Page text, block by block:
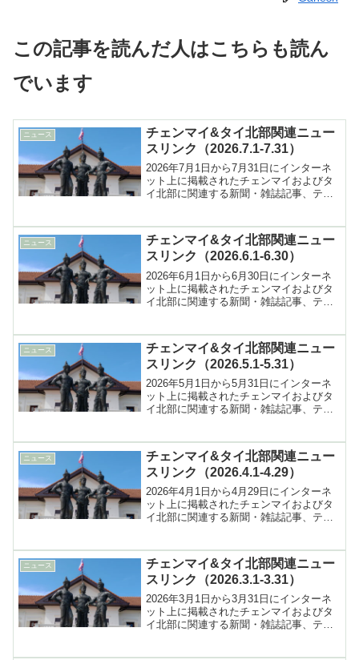
この記事を読んだ人はこちらも読ん
でいます
ニュース
チェンマイ&タイ北部関連ニュー
スリンク（2026.7.1-7.31）
2026年7月1日から7月31日にインターネ
ット上に掲載されたチェンマイおよびタ
イ北部に関連する新聞・雑誌記事、テレ
ニュース
チェンマイ&タイ北部関連ニュー
スリンク（2026.6.1-6.30）
2026年6月1日から6月30日にインターネ
ット上に掲載されたチェンマイおよびタ
イ北部に関連する新聞・雑誌記事、テレ
ニュース
チェンマイ&タイ北部関連ニュー
スリンク（2026.5.1-5.31）
2026年5月1日から5月31日にインターネ
ット上に掲載されたチェンマイおよびタ
イ北部に関連する新聞・雑誌記事、テレ
ニュース
チェンマイ&タイ北部関連ニュー
スリンク（2026.4.1-4.29）
2026年4月1日から4月29日にインターネ
ット上に掲載されたチェンマイおよびタ
イ北部に関連する新聞・雑誌記事、テレ
ニュース
チェンマイ&タイ北部関連ニュー
スリンク（2026.3.1-3.31）
2026年3月1日から3月31日にインターネ
ット上に掲載されたチェンマイおよびタ
イ北部に関連する新聞・雑誌記事、テレ